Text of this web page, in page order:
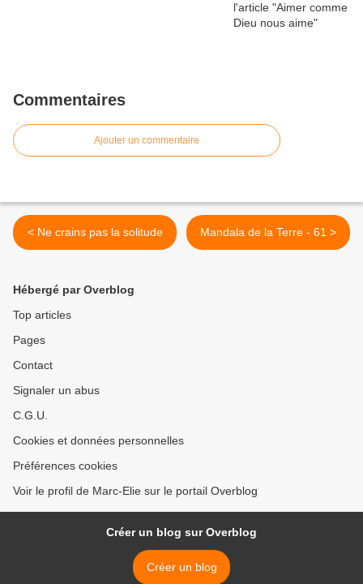
Commentaires
Ajouter un commentaire
< Ne crains pas la solitude Mandala de la Terre - 61 >
Hébergé par Overblog
Top articles
Pages
Contact
Signaler un abus
C.G.U.
Cookies et données personnelles
Préférences cookies
Voir le profil de Marc-Elie sur le portail Overblog
Créer un blog sur Overblog
Créer un blog